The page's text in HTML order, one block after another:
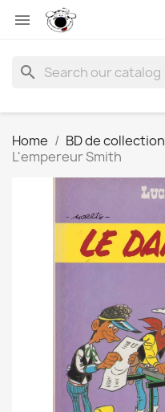

search
Home BD de collection
L'empereur Smith